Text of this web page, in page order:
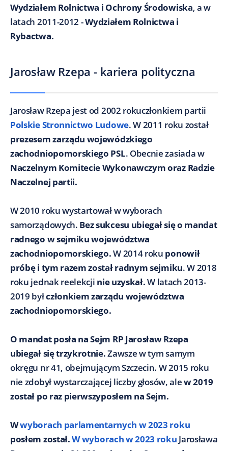
Wydziałem Rolnictwa i Ochrony Środowiska, a w
latach 2011-2012 -Wydziałem Rolnictwa i
Rybactwa.
Jarosław Rzepa - kariera polityczna
Jarosław Rzepa jest od 2002 rokuczłonkiem partii
Polskie Stronnictwo Ludowe. W 2011 roku został
prezesem zarządu wojewódzkiego
zachodniopomorskiego PSL. Obecnie zasiada w
Naczelnym Komitecie Wykonawczym oraz Radzie
Naczelnej partii.
W 2010 roku wystartował w wyborach
samorządowych. Bez sukcesu ubiegał się o mandat
radnego w sejmiku województwa
zachodniopomorskiego.W 2014 roku ponowił
próbę i tym razem został radnym sejmiku. W 2018
roku jednak reelekcji nie uzyskał.W latach 2013-
2019 byłczłonkiem zarządu województwa
zachodniopomorskiego.
O mandat posła na Sejm RP Jarosław Rzepa
ubiegał się trzykrotnie.Zawsze w tym samym
okręgu nr 41, obejmującym Szczecin. W 2015 roku
nie zdobył wystarczającej liczby głosów, alew 2019
został po raz pierwszyposłem na Sejm.
Wwyborach parlamentarnych w 2023 roku
posłem został.W wyborach w 2023 roku Jarosława